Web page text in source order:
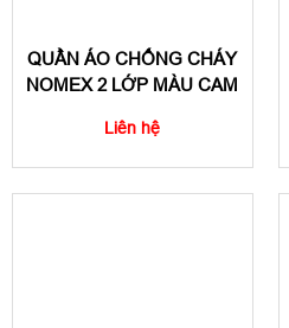
QUẦN ÁO CHỐNG CHÁY
NOMEX 2 LỚP MÀU CAM
Liên hệ